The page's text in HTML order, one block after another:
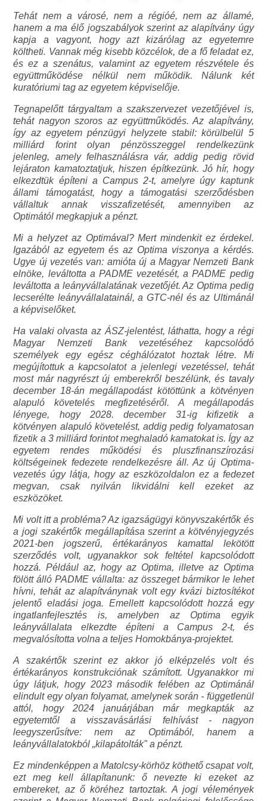
Tehát nem a városé, nem a régióé, nem az államé,
hanem a ma élő jogszabályok szerint az alapítvány úgy
kapja a vagyont, hogy azt kizárólag az egyetemre
költheti. Vannak még kisebb közcélok, de a fő feladat ez,
és ez a szenátus, valamint az egyetem részvétele és
együttműködése nélkül nem működik. Nálunk két
kuratóriumi tag az egyetem képviselője.
Tegnapelőtt tárgyaltam a szakszervezet vezetőjével is,
tehát nagyon szoros az együttműködés. Az alapítvány,
így az egyetem pénzügyi helyzete stabil: körülbelül 5
milliárd forint olyan pénzösszeggel rendelkezünk
jelenleg, amely felhasználásra vár, addig pedig rövid
lejáraton kamatoztatjuk, hiszen építkezünk. Jó hír, hogy
elkezdtük építeni a Campus 2-t, amelyre úgy kaptunk
állami támogatást, hogy a támogatási szerződésben
vállaltuk annak visszafizetését, amennyiben az
Optimától megkapjuk a pénzt.
Mi a helyzet az Optimával? Mert mindenkit ez érdekel.
Igazából az egyetem és az Optima viszonya a kérdés.
Ugye új vezetés van: amióta új a Magyar Nemzeti Bank
elnöke, leváltotta a PADME vezetését, a PADME pedig
leváltotta a leányvállalatának vezetőjét. Az Optima pedig
lecserélte leányvállalatainál, a GTC-nél és az Ultimánál
a képviselőket.
Ha valaki olvasta az ÁSZ-jelentést, láthatta, hogy a régi
Magyar Nemzeti Bank vezetéséhez kapcsolódó
személyek egy egész céghálózatot hoztak létre. Mi
megújítottuk a kapcsolatot a jelenlegi vezetéssel, tehát
most már nagyrészt új emberekről beszélünk, és tavaly
december 18-án megállapodást kötöttünk a kötvényen
alapuló követelés megfizetéséről. A megállapodás
lényege, hogy 2028. december 31-ig kifizetik a
kötvényen alapuló követelést, addig pedig folyamatosan
fizetik a 3 milliárd forintot meghaladó kamatokat is. Így az
egyetem rendes működési és pluszfinanszírozási
költségeinek fedezete rendelkezésre áll. Az új Optima-
vezetés úgy látja, hogy az eszközoldalon ez a fedezet
megvan, csak nyilván likvidálni kell ezeket az
eszközöket.
Mi volt itt a probléma? Az igazságügyi könyvszakértők és
a jogi szakértők megállapítása szerint a kötvényjegyzés
2021-ben jogszerű, értékarányos kamattal lekötött
szerződés volt, ugyanakkor sok feltétel kapcsolódott
hozzá. Például az, hogy az Optima, illetve az Optima
fölött álló PADME vállalta: az összeget bármikor le lehet
hívni, tehát az alapítványnak volt egy kvázi biztosítékot
jelentő eladási joga. Emellett kapcsolódott hozzá egy
ingatlanfejlesztés is, amelyben az Optima egyik
leányvállalata elkezdte építeni a Campus 2-t, és
megvalósította volna a teljes Homokbánya-projektet.
A szakértők szerint ez akkor jó elképzelés volt és
értékarányos konstrukciónak számított. Ugyanakkor mi
úgy látjuk, hogy 2023 második felében az Optimánál
elindult egy olyan folyamat, amelynek során - függetlenül
attól, hogy 2024 januárjában már megkapták az
egyetemtől a visszavásárlási felhívást - nagyon
leegyszerűsítve: nem az Optimából, hanem a
leányvállalatokból „kilapátolták" a pénzt.
Ez mindenképpen a Matolcsy-körhöz köthető csapat volt,
ezt meg kell állapítanunk: ő nevezte ki ezeket az
embereket, az ő köréhez tartoztak. A jogi vélemények